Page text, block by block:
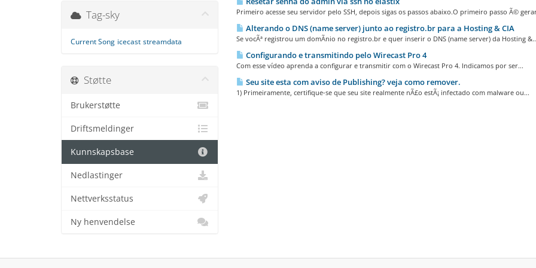
Primeiro acesse seu servidor pelo SSH, depois sigas os passos abaixo.O primeiro passo Ã©
Alterando o DNS (name server) junto ao registro.br para a Hosting & CIA
Se vocÃª registrou um domÃ­nio no registro.br e quer inserir o DNS (name server) da Hosting
Configurando e transmitindo pelo Wirecast Pro 4
Com esse vídeo aprenda a configurar e transmitir com o Wirecast Pro 4. Indicamos por ser...
Seu site esta com aviso de Publishing? veja como remover.
1) Primeiramente, certifique-se que seu site realmente nÃ£o estÃ¡ infectado com malware ou...
Tag-sky
Current Song icecast streamdata
Støtte
Brukerstøtte
Driftsmeldinger
Kunnskapsbase
Nedlastinger
Nettverksstatus
Ny henvendelse